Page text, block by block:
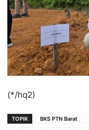
(*/hq2)
TOPIK BKS PTN Barat